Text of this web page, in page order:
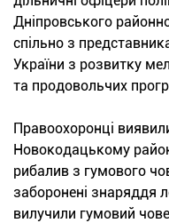
Дніпровського
спільно з
України з розвитку
та продовольчих
Правоохоронці
Новокодацькому
рибалив з гумового
заборонені знаряддя
вилучили гумовий